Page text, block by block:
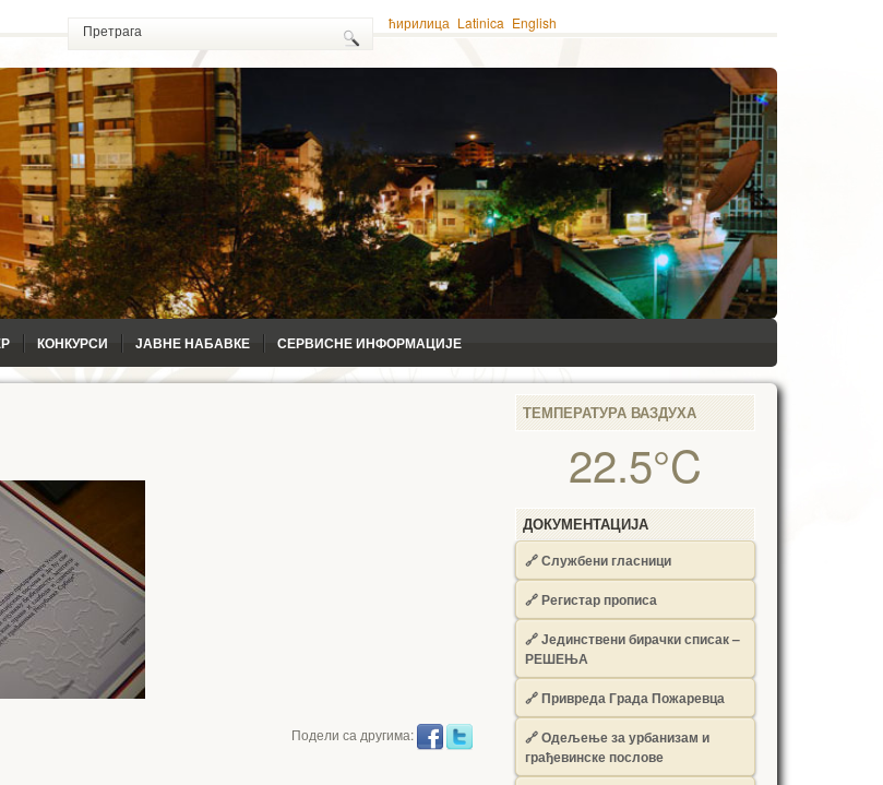
ћирилица Latinica English
КОНКУРСИ ЈАВНЕ НАБАВКЕ СЕРВИСНЕ ИНФОРМАЦИЈЕ
Подели са другима:
ТЕМПЕРАТУРА ВАЗДУХА
22.5°C
ДОКУМЕНТАЦИЈА
🔗Службени гласници
🔗Регистар прописа
🔗Јединствени бирачки списак –
РЕШЕЊА
🔗Привреда Града Пожаревца
🔗Одељење за урбанизам и
грађевинске послове